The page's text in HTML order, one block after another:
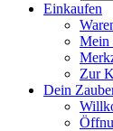
Einkaufen
Mein
Zur
Dein